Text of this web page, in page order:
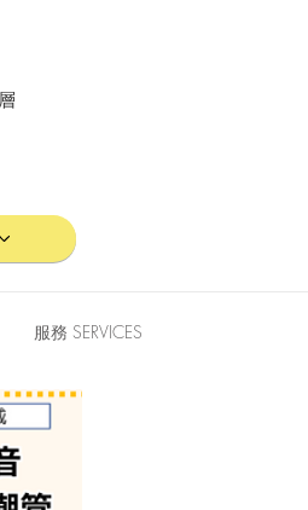
服務 SERVICES